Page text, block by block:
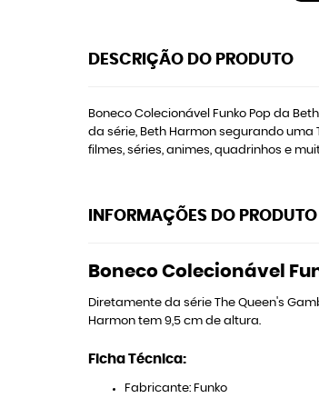
DESCRIÇÃO DO PRODUTO
Boneco Colecionável Funko Pop da
da série, Beth Harmon segurando
filmes, séries, animes, quadrinhos e
INFORMAÇÕES DO PRODUTO
Boneco Colecionável
Diretamente da série The Queen's
Harmon tem 9,5 cm de altura.
Ficha Técnica:
Fabricante: Funko